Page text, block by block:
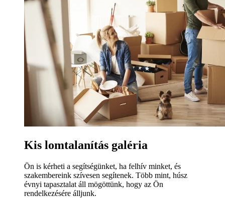
Kis lomtalanítás galéria
Ön is kérheti a segítségünket, ha felhív minket, és
szakembereink szívesen segítenek. Több mint, húsz
évnyi tapasztalat áll mögöttünk, hogy az Ön
rendelkezésére álljunk.